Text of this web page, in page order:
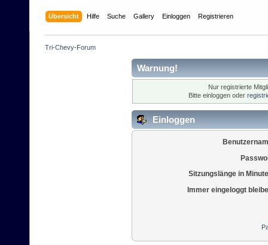
Übersicht Hilfe Suche Gallery Einloggen Registrieren
Tri-Chevy-Forum
Warnung!
Nur registrierte
Bitte einloggen oder
Einloggen
Sitzungslänge in
Immer eingeloggt